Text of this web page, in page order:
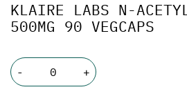
KLAIRE LABS N-
500MG 90 VEGCAPS
- +